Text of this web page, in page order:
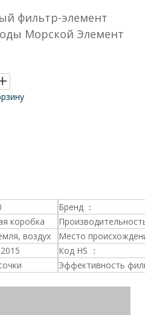
фильтр-элемент
Морской Элемент
Бренд ：
коробка
воздух
Место
Код HS ：
Эффективность